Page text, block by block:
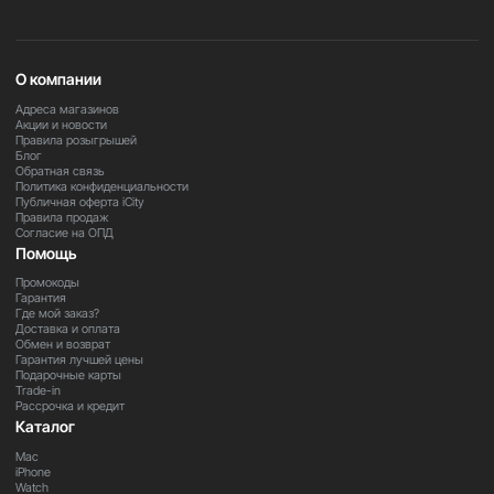
В зависимости от региона поставки некоторые функции
и приложения могут быть ограничены. Для уточнения
информации обратитесь к нашим менеджерам.
Закажите прямо сейчас
Оформите заказ на iPad Pro 13” M5 уже сегодня и
получите профессиональный планшет для работы,
творчества и максимальной производительности.
О компании
Адреса магазинов
Акции и новости
Правила розыгрышей
Блог
Обратная связь
Политика конфиденциальности
Публичная оферта iCity
Правила продаж
Согласие на ОПД
Помощь
Промокоды
Гарантия
Где мой заказ?
Доставка и оплата
Обмен и возврат
Гарантия лучшей цены
Подарочные карты
Trade-in
Рассрочка и кредит
Каталог
Mac
iPhone
Watch